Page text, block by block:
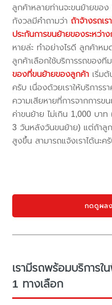
ลูกค้าหลายท่านจะขนย้ายขอ
กังวลมีคำถามว่า ถ้าจ้างรถเ
ประกันการขนย้ายของระหว่า
หายล่ะ ทำอย่างไรดี ลูกค้าหม
ลูกค้าเลือกใช้บริการรถของที
ของที่ขนย้ายของลูกค้า เริ่ม
ครับ เนื่องด้วยเราให้บริการร
ความเสียหายที่การจากการ
ค่าขนย้าย ไม่เกิน 1,000 บาท
3 วันหลังวันขนย้าย) แต่ถ้าลู
สูงขึ้น สามารถแจ้งเราได้นะ
กดดูผลง
เรามีรถพร้อมบริการใ
1 ทางเลือก